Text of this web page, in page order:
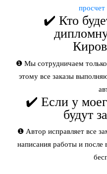
✔️ Кто
❶ Мы сотрудничаем
этому все заказы
✔️ Если у
будут
❶ Автор исправляет все
написания работы и после